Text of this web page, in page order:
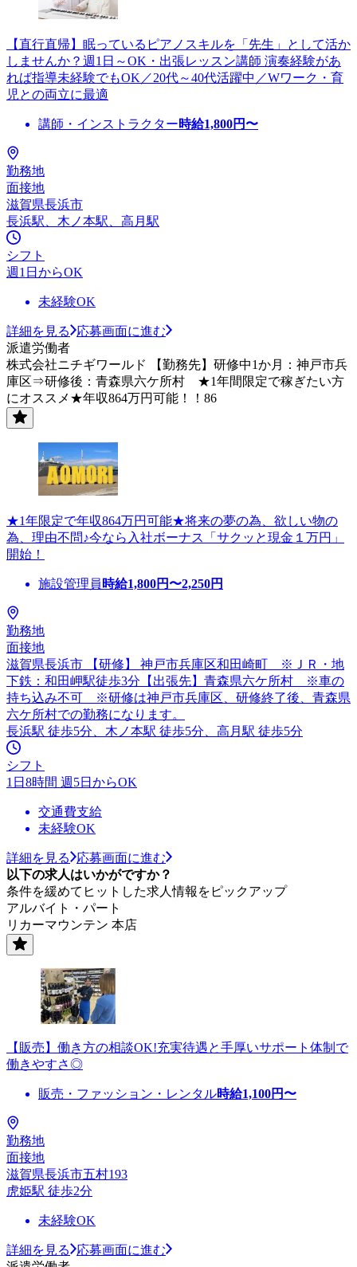
【直行直帰】眠っているピアノスキルを「先生」として活か
しませんか？週1日～OK・出張レッスン講師 演奏経験があ
れば指導未経験でもOK／20代～40代活躍中／Wワーク・育
児との両立に最適
講師・インストラクター時給1,800円〜
勤務地
面接地
滋賀県長浜市
長浜駅、木ノ本駅、高月駅
シフト
週1日からOK
未経験OK
詳細を見る
応募画面に進む
派遣労働者
株式会社ニチギワールド 【勤務先】研修中1か月：神戸市兵
庫区⇒研修後：青森県六ケ所村 ★1年間限定で稼ぎたい方
にオススメ★年収864万円可能！！86
★1年限定で年収864万円可能★将来の夢の為、欲しい物の
為、理由不問♪今なら入社ボーナス「サクッと現金１万円」
開始！
施設管理員 時給1,800円〜2,250円
勤務地
面接地
滋賀県長浜市 【研修】 神戸市兵庫区和田崎町 ※ＪＲ・地
下鉄：和田岬駅徒歩3分【出張先】青森県六ケ所村 ※車の
持ち込み不可 ※研修は神戸市兵庫区、研修終了後、青森県
六ケ所村での勤務になります。
長浜駅 徒歩5分、木ノ本駅 徒歩5分、高月駅 徒歩5分
シフト
1日8時間 週5日からOK
交通費支給
未経験OK
詳細を見る
応募画面に進む
以下の求人はいかがですか？
条件を緩めてヒットした求人情報をピックアップ
アルバイト・パート
リカーマウンテン 本店
【販売】働き方の相談OK!充実待遇と手厚いサポート体制で
働きやすさ◎
販売・ファッション・レンタル時給1,100円〜
勤務地
面接地
滋賀県長浜市五村193
虎姫駅 徒歩2分
未経験OK
詳細を見る
応募画面に進む